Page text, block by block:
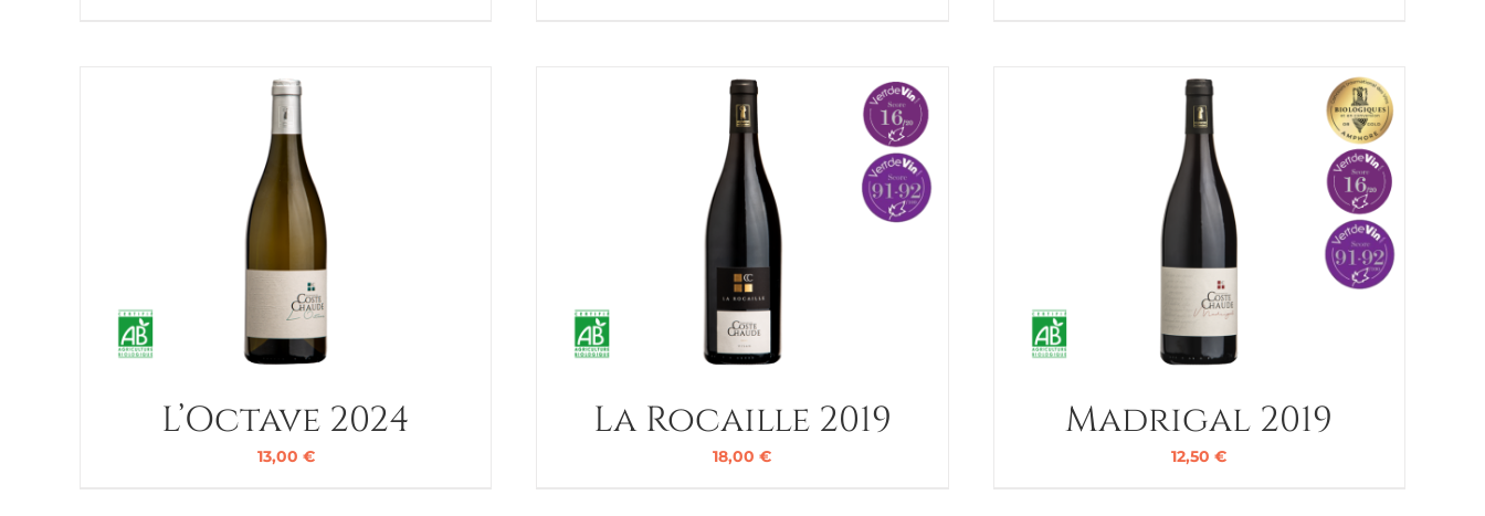
L’Octave 2024
13,00 €
La Rocaille 2019
18,00 €
Madrigal 2019
12,50 €